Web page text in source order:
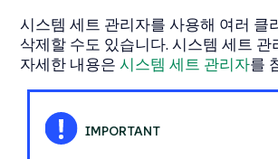
시스템 세트 관리자를 사용해 여러 클
삭제할 수도 있습니다. 시스템 세트 관
자세한 내용은 시스템 세트 관리자를